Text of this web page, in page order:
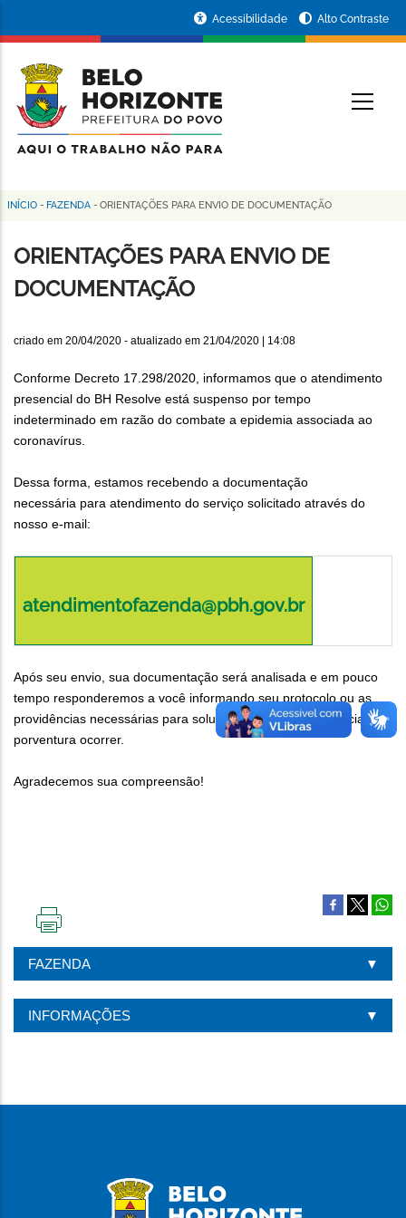
conteúdo
principal
da
Prefeitura
de
Horizonte
Acessibilidade Alto Contraste
Trilha
de
navegação
INÍCIO - FAZENDA - ORIENTAÇÕES PARA ENVIO DE DOCUMENTAÇÃO
ORIENTAÇÕES PARA ENVIO DE
DOCUMENTAÇÃO
criado em 20/04/2020 - atualizado em 21/04/2020 | 14:08
Conforme Decreto 17.298/2020, informamos que o atendimento
presencial do BH Resolve está suspenso por tempo
indeterminado em razão do combate a epidemia associada ao
coronavírus.
Dessa forma, estamos recebendo a documentação
necessária para atendimento do serviço solicitado através do
nosso e-mail:
atendimentofazenda@pbh.gov.br
Após seu envio, sua documentação será analisada e em pouco
tempo responderemos a você informando seu protocolo ou as
providências necessárias para solução de alguma pendência que
porventura ocorrer.
Agradecemos sua compreensão!
PÁGINA
FAZENDA
INFORMAÇÕES